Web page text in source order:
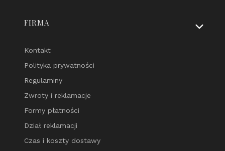
Linki w stopce
FIRMA
Kontakt
Polityka prywatności
Regulaminy
Zwroty i reklamacje
Formy płatności
Dział reklamacji
Czas i koszty dostawy